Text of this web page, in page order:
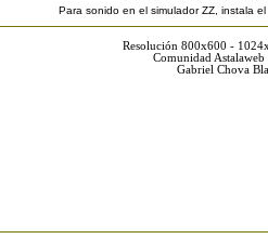
Para sonido en el simulador ZZ, instala
Resolución 800x600 -
Comunidad
Gabriel Chova